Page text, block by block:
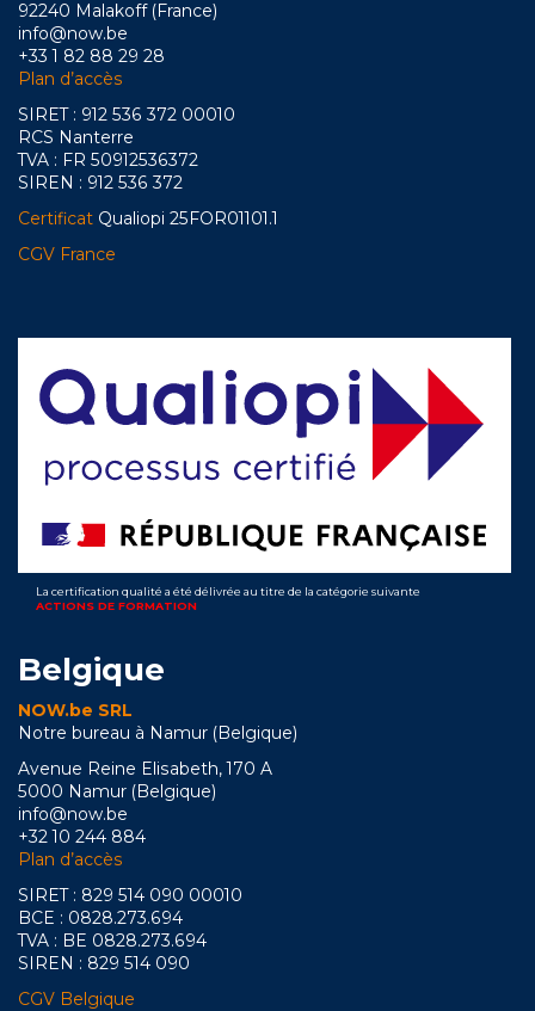
92240 Malakoff (France)
info@now.be
+33 1 82 88 29 28
Plan d’accès
SIRET : 912 536 372 00010
RCS Nanterre
TVA : FR 50912536372
SIREN : 912 536 372
Certificat Qualiopi 25FOR01101.1
CGV France
La certification qualité a été délivrée au titre de la catégorie suivante
ACTIONS DE FORMATION
Belgique
NOW.be SRL
Notre bureau à Namur (Belgique)
Avenue Reine Elisabeth, 170 A
5000 Namur (Belgique)
info@now.be
+32 10 244 884
Plan d’accès
SIRET : 829 514 090 00010
BCE : 0828.273.694
TVA : BE 0828.273.694
SIREN : 829 514 090
CGV Belgique